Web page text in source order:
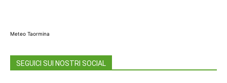
Meteo Taormina
SEGUICI SUI NOSTRI SOCIAL